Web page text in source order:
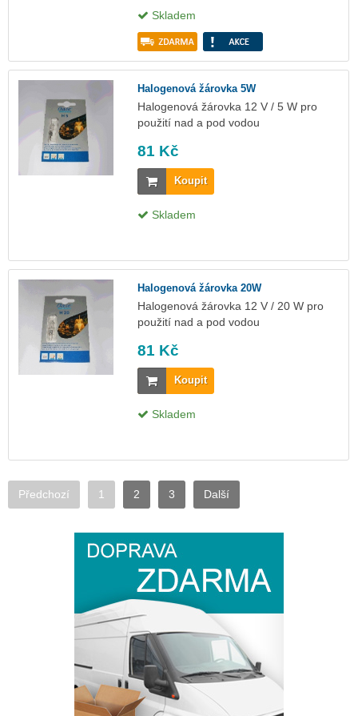
Skladem
Halogenová žárovka 5W
Halogenová žárovka 12 V / 5 W pro
použití nad a pod vodou
81 Kč
Koupit
Skladem
Halogenová žárovka 20W
Halogenová žárovka 12 V / 20 W pro
použití nad a pod vodou
81 Kč
Koupit
Skladem
Předchozí 1 2 3 Další